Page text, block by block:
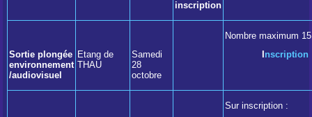
inscription
Sortie plongée
environnement
/audiovisuel
Etang de
THAU
Samedi
28
octobre
Nombre maximum 15
Inscription
Sur inscription :